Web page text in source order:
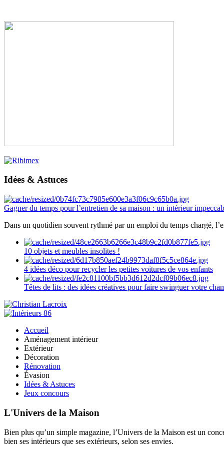
Idées & Astuces
Gagner du temps pour l’entretien de sa maison : un intérieur
Dans un quotidien souvent rythmé par un emploi du temps chargé,
10 objets et meubles insolites !
4 idées déco pour recycler les petites voitures de vos enfants
Têtes de lits : des idées créatives pour faire swinguer votre
Accueil
Aménagement intérieur
Extérieur
Décoration
Rénovation
Évasion
Idées & Astuces
Jeux concours
L'Univers de la Maison
Bien plus qu’un simple magazine, l’Univers de la Maison est un
bien ses intérieurs que ses extérieurs, selon ses envies.